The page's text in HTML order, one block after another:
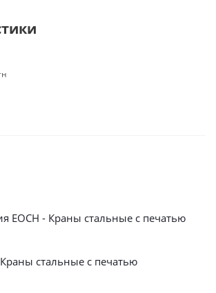
ЕОСН - Краны стальные с печатью
стальные с печатью